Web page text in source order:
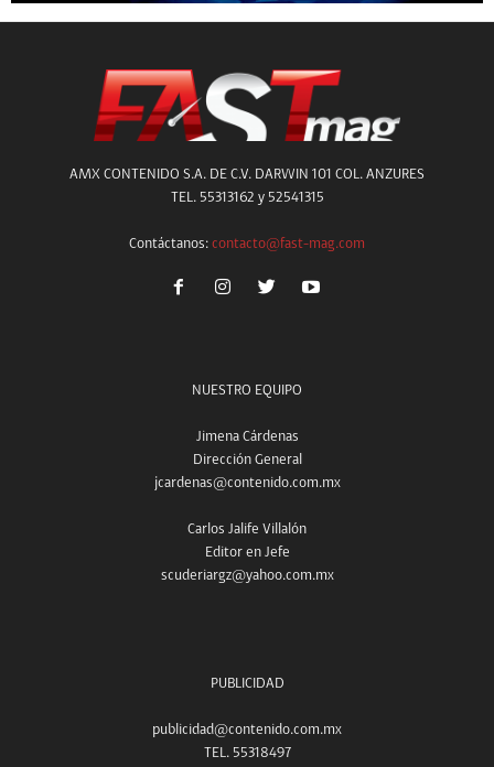
AMX CONTENIDO S.A. DE C.V. DARWIN 101 COL. ANZURES
TEL. 55313162 y 52541315
Contáctanos: contacto@fast-mag.com
NUESTRO EQUIPO
Jimena Cárdenas
Dirección General
jcardenas@contenido.com.mx
Carlos Jalife Villalón
Editor en Jefe
scuderiargz@yahoo.com.mx
PUBLICIDAD
publicidad@contenido.com.mx
TEL. 55318497